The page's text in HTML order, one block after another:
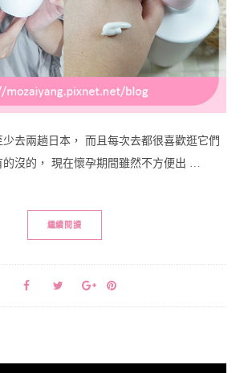
去兩趟日本， 而且每次去都很喜歡逛它們
沒的， 現在懷孕期間雖然不方便出 …
繼續閱讀